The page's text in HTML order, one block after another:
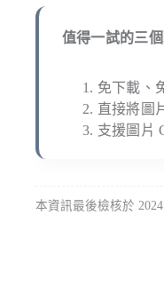
值得一試的三個
免下載、
直接將圖
支援圖片
本資訊最後檢核於 2024